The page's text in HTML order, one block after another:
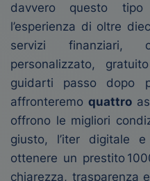
davvero questo
l’esperienza di oltre
servizi finanziari,
personalizzato,
guidarti passo dopo
affronteremoquattro
offrono le migliori
giusto, l’iter digitale
ottenere un prestito
chiarezza, trasparenza e